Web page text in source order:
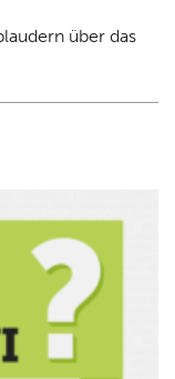
über das